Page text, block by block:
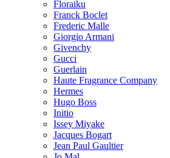
Floraiku
Franck Boclet
Frederic Malle
Giorgio Armani
Givenchy
Gucci
Guerlain
Haute Fragrance Company
Hermes
Hugo Boss
Initio
Issey Miyake
Jacques Bogart
Jean Paul Gaultier